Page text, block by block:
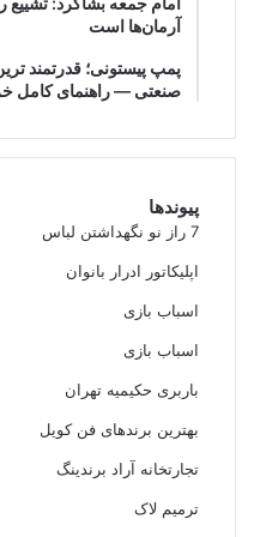
آرمان‌ها است
پمپ پیستونی؛ قدرتمند
صنعتی — راهنمای کامل
پیوندها
7 راز نو نگهداشتن لباس
اپلیکاتور ادرار بانوان
اسباب بازی
اسباب بازی
باربری حکیمیه تهران
بهترین برندهای فن کویل
تجارتخانه آراد برندینگ
ترمیم لاک